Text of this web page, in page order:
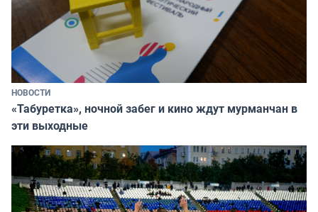
НОВОСТИ
«Табуретка», ночной забег и кино ждут мурманчан в
эти выходные